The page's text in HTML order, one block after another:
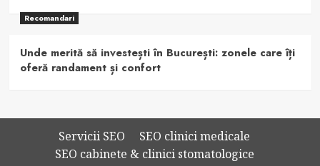
Recomandari
Unde merită să investești în București: zonele care îți
oferă randament și confort
Servicii SEO
SEO clinici medicale
SEO cabinete & clinici stomatologice